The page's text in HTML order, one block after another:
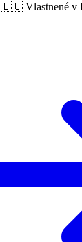
🇪🇺 Vlastnené v